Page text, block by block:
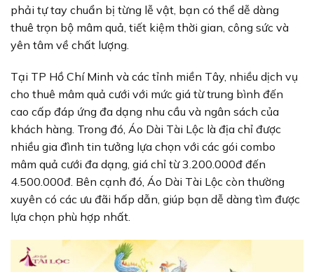
phải tự tay chuẩn bị từng lễ vật, bạn có thể dễ dàng
thuê trọn bộ mâm quả, tiết kiệm thời gian, công sức và
yên tâm về chất lượng.
Tại TP Hồ Chí Minh và các tỉnh miền Tây, nhiều dịch vụ
cho thuê mâm quả cưới với mức giá từ trung bình đến
cao cấp đáp ứng đa dạng nhu cầu và ngân sách của
khách hàng. Trong đó, Áo Dài Tài Lộc là địa chỉ được
nhiều gia đình tin tưởng lựa chọn với các gói combo
mâm quả cưới đa dạng, giá chỉ từ 3.200.000đ đến
4.500.000đ. Bên cạnh đó, Áo Dài Tài Lộc còn thường
xuyên có các ưu đãi hấp dẫn, giúp bạn dễ dàng tìm được
lựa chọn phù hợp nhất.